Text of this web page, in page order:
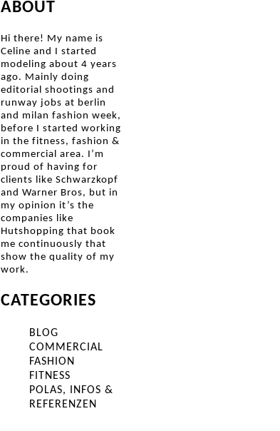
ABOUT
Hi there! My name is
Celine and I started
modeling about 4 years
ago. Mainly doing
editorial shootings and
runway jobs at berlin
and milan fashion week,
before I started working
in the fitness, fashion &
commercial area. I’m
proud of having for
clients like Schwarzkopf
and Warner Bros, but in
my opinion it’s the
companies like
Hutshopping that book
me continuously that
show the quality of my
work.
CATEGORIES
BLOG
COMMERCIAL
FASHION
FITNESS
POLAS, INFOS &
REFERENZEN